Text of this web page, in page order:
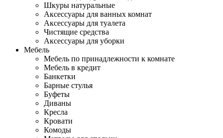
Шкуры натуральные
Аксессуары для ванных комнат
Аксессуары для туалета
Чистящие средства
Аксессуары для уборки
Мебель
Мебель по принадлежности к комнате
Мебель в кредит
Банкетки
Барные стулья
Буфеты
Диваны
Кресла
Кровати
Комоды